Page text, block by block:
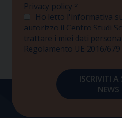
Privacy policy *
Ho letto l'informativa
autorizzo il Centro Studi
trattare i miei dati
Regolamento UE 2016/679